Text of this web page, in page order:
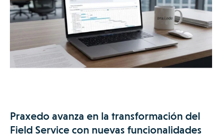
Praxedo avanza en la transformación del
Field Service con nuevas funcionalidades